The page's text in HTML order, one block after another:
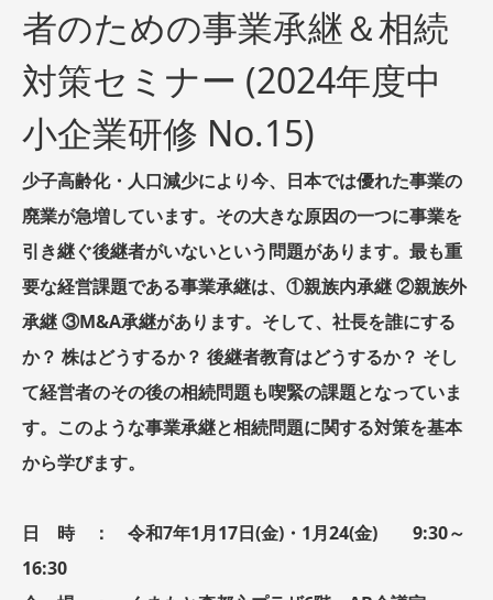
者のための事業承継＆相続
対策セミナー (2024年度中
小企業研修 No.15)
少子高齢化・人口減少により今、日本では優れた事業の
廃業が急増しています。その大きな原因の一つに事業を
引き継ぐ後継者がいないという問題があります。最も重
要な経営課題である事業承継は、①親族内承継 ②親族外
承継 ③M&A承継があります。そして、社長を誰にする
か？ 株はどうするか？ 後継者教育はどうするか？ そし
て経営者のその後の相続問題も喫緊の課題となっていま
す。このような事業承継と相続問題に関する対策を基本
から学びます。
日 時 ： 令和7年1月17日(金)・1月24(金) 9:30～
16:30